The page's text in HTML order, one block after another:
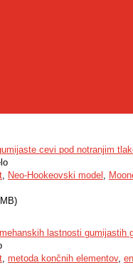
cevi pod notranjim
, Neo-Hookeovski model ,
lastnosti gumijastih
, metoda končnih elementov,